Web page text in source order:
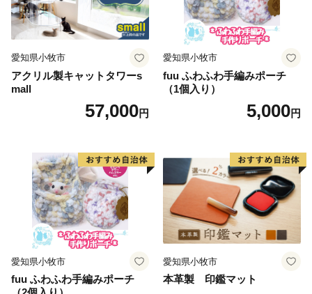
品をお届けいたします。「ものづくりのまち」を体感し
ていただける返礼品を手に取ったり、豊かな自然の恵み
をご賞味いただき、“さんじょう”の魅力をぜひご体感く
ださい。
愛知県小牧市
アクリル製キャットタワーs
mall
57,000円
愛知県小牧市
fuu ふわふわ手編みポーチ
（1個入り）
5,000円
愛知県小牧市
fuu ふわふわ手編みポーチ
愛知県小牧市
本革製 印鑑マット